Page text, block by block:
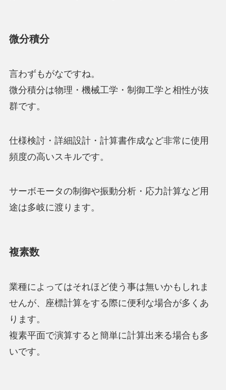
微分積分
言わずもがなですね。
微分積分は物理・機械工学・制御工学と相性が抜
群です。
仕様検討・詳細設計・計算書作成など非常に使用
頻度の高いスキルです。
サーボモータの制御や振動分析・応力計算など用
途は多岐に渡ります。
複素数
業種によってはそれほど使う事は無いかもしれま
せんが、座標計算をする際に便利な場合が多くあ
ります。
複素平面で演算すると簡単に計算出来る場合も多
いです。